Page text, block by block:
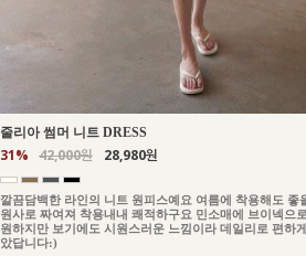
줄리아 썸머 니트 DRESS
31% 42,000원 28,980원
깔끔담백한 라인의 니트 원피스예요 여름에 착용해도 좋
원사로 짜여져 착용내내 쾌적하구요 민소매에 브이넥으
원하지만 보기에도 시원스러운 느낌이라 데일리로 편하
았답니다:)